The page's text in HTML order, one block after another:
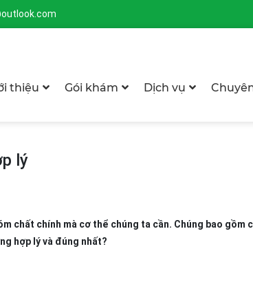
thiệu Gói khám Dịch vụ
lý
chất chính mà cơ thể chúng ta cần. Chúng bao gồm
hợp lý và đúng nhất?